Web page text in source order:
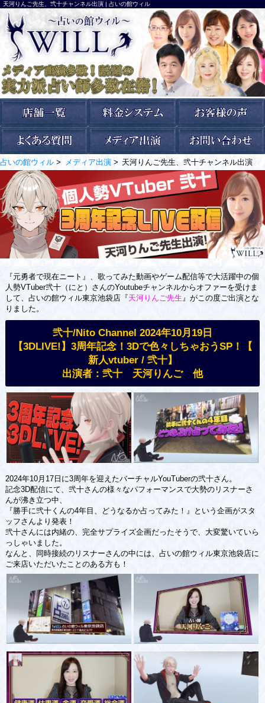
天河りんご先生、弐十チャンネル出演 | 占いの館ウィル
占いの館ウィル メディア出演 天河りんご先生、弐十チャンネル出演
『元勇者で現在ニート』、歌ってみた動画やゲーム配信等で大活躍中の個
人勢VTuber弐十（にと）さんのYoutubeチャンネルからオファーを受けま
して、占いの館ウィル東京池袋店『天河りんご先生』がこの度ご出演とな
りました。
弐十/Nito Channel 2024年10月19日
【3DLIVE!】3周年記念！3Dで色々しちゃおうSP！【
新人vtuber / 弐十】
出演者：弐十 天河りんご 他
2024年10月17日に3周年を迎えたバーチャルYouTuberの弐十さん。
記念3D配信にて、弐十さんの様々なパフォーマンスで大勢のリスナーさ
んが沸き立つ中、
『勝手に弐十くんの4年目、どうなるか占ってみた！』という企画がスタ
ッフさんより発表！
弐十さんには内緒の、完全サプライズ企画だったそうで、大変驚いていら
っしゃいました。
なんと、同時接続のリスナーさんの中には、占いの館ウィル東京池袋店に
ご来店いただいたことのある方も！